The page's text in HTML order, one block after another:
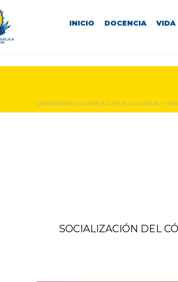
INICIO DOCENCIA VIDA
UNIVERSIDAD EVANGÉLICA DE EL SALVADOR >
SOCIALIZACIÓN DEL